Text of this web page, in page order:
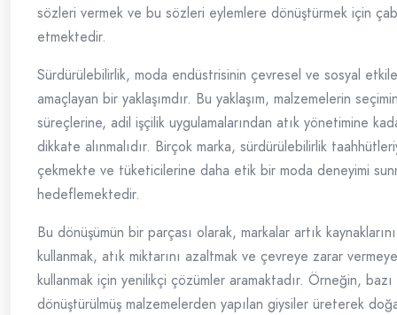
sözleri vermek ve bu sözleri eylemlere dönüştürmek için
etmektedir.
Sürdürülebilirlik, moda endüstrisinin çevresel ve sosyal
amaçlayan bir yaklaşımdır. Bu yaklaşım, malzemelerin
süreçlerine, adil işçilik uygulamalarından atık yönetimine
dikkate alınmalıdır. Birçok marka, sürdürülebilirlik
çekmekte ve tüketicilerine daha etik bir moda deneyimi
hedeflemektedir.
Bu dönüşümün bir parçası olarak, markalar artık
kullanmak, atık miktarını azaltmak ve çevreye zarar
kullanmak için yenilikçi çözümler aramaktadır. Örneğin,
dönüştürülmüş malzemelerden yapılan giysiler üreterek